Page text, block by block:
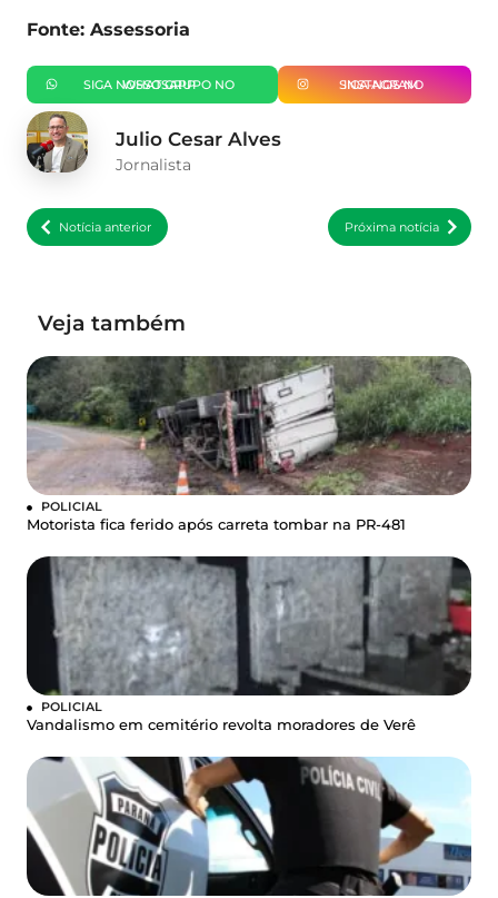
Fonte: Assessoria
SIGA NOSSO GRUPO NO WHATSAPP SIGA-NOS NO INSTAGRAM
Julio Cesar Alves
Jornalista
Notícia anterior Próxima notícia
Veja também
POLICIAL
Motorista fica ferido após carreta tombar na PR-481
POLICIAL
Vandalismo em cemitério revolta moradores de Verê